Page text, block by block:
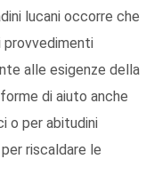
lucani occorre che
provvedimenti
alle esigenze della
di aiuto anche
o per abitudini
riscaldare le